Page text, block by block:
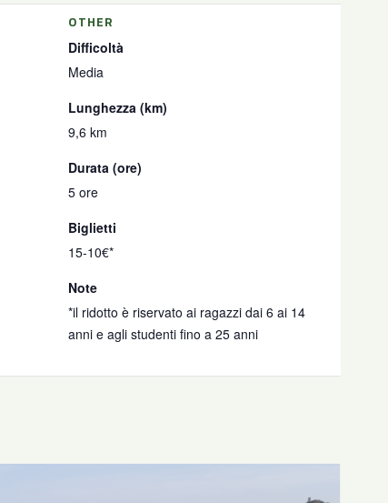
OTHER
Difficoltà
Media
Lunghezza (km)
9,6 km
Durata (ore)
5 ore
Biglietti
15-10€*
Note
*il ridotto è riservato ai ragazzi dai 6 ai 14
anni e agli studenti fino a 25 anni